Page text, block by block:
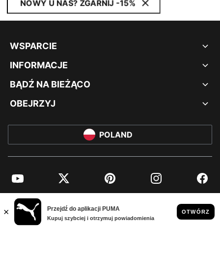
NOWY U NAS? ZGARNIJ -15%
WSPARCIE
INFORMACJE
BĄDŹ NA BIEŻĄCO
OBEJRZYJ
POLAND
YouTube Twitter Pinterest Instagram
© PUMA EUROPE GMBH, 2026. WSZYSTKIE PRAWA ZASTRZEŻONE
NADRUK FIRMOWY I DANE PRAWNE